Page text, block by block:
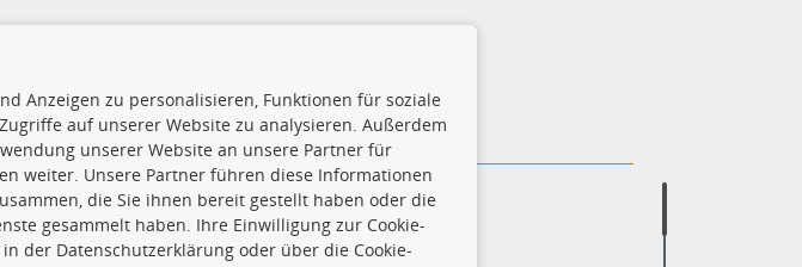
TecDoc Inside
Anzeigen zu personalisieren, Funktionen für soziale
auf unserer Website zu analysieren. Außerdem
unserer Website an unsere Partner für
weiter. Unsere Partner führen diese Informationen
die Sie ihnen bereit gestellt haben oder die
gesammelt haben. Ihre Einwilligung zur Cookie-
der Datenschutzerklärung oder über die Cookie-